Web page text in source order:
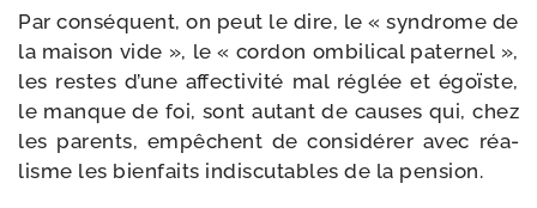
Par consé­quent, on peut le dire, le « syn­drome de
la mai­son vide », le « cor­don ombi­li­cal pater­nel »,
les restes d’une affec­ti­vi­té mal réglée et égoïste,
le manque de foi, sont autant de causes qui, chez
les parents, empêchent de consi­dé­rer avec réa­
lisme les bien­faits indis­cu­tables de la pension.